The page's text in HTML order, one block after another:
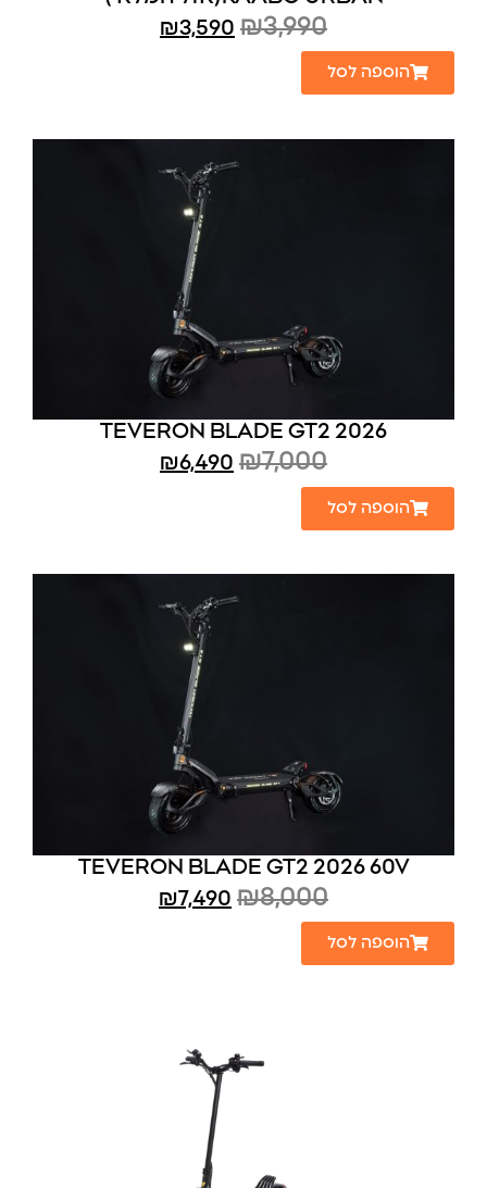
₪3,990
₪3,590
הוספה לסל
TEVERON BLADE GT2 2026
₪7,000
₪6,490
הוספה לסל
TEVERON BLADE GT2 2026 60V
₪8,000
₪7,490
הוספה לסל